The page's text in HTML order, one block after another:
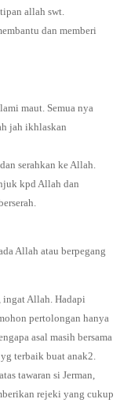
allah swt.
dan memberi
maut. Semua nya
jah ikhlaskan
serahkan ke Allah.
kpd Allah dan
Allah atau berpegang
ingat Allah. Hadapi
pertolongan hanya
asal masih bersama
terbaik buat anak2.
tawaran si Jerman,
rejeki yang cukup